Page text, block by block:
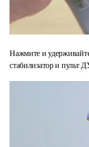
Нажмите и
стабилизатор и пульт